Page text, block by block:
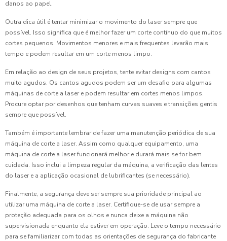
danos ao papel.
Outra dica útil é tentar minimizar o movimento do laser sempre que
possível. Isso significa que é melhor fazer um corte contínuo do que muitos
cortes pequenos. Movimentos menores e mais frequentes levarão mais
tempo e podem resultar em um corte menos limpo.
Em relação ao design de seus projetos, tente evitar designs com cantos
muito agudos. Os cantos agudos podem ser um desafio para algumas
máquinas de corte a laser e podem resultar em cortes menos limpos.
Procure optar por desenhos que tenham curvas suaves e transições gentis
sempre que possível.
Também é importante lembrar de fazer uma manutenção periódica de sua
máquina de corte a laser. Assim como qualquer equipamento, uma
máquina de corte a laser funcionará melhor e durará mais se for bem
cuidada. Isso inclui a limpeza regular da máquina, a verificação das lentes
do laser e a aplicação ocasional de lubrificantes (se necessário).
Finalmente, a segurança deve ser sempre sua prioridade principal ao
utilizar uma máquina de corte a laser. Certifique-se de usar sempre a
proteção adequada para os olhos e nunca deixe a máquina não
supervisionada enquanto ela estiver em operação. Leve o tempo necessário
para se familiarizar com todas as orientações de segurança do fabricante